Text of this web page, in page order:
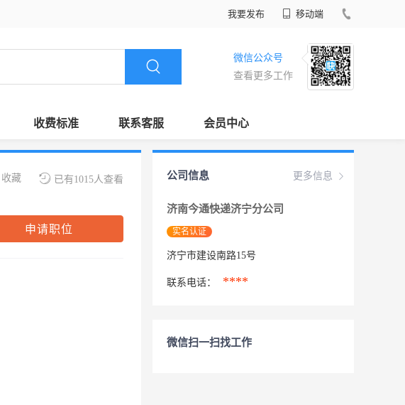
我要发布 移动端
微信公众号
查看更多工作
收费标准 联系客服 会员中心
已有1015人查看
收藏
申请职位
更多信息
公司信息
济南今通快递济宁分公司
实名认证
济宁市建设南路15号
联系电话： ****
微信扫一扫找工作